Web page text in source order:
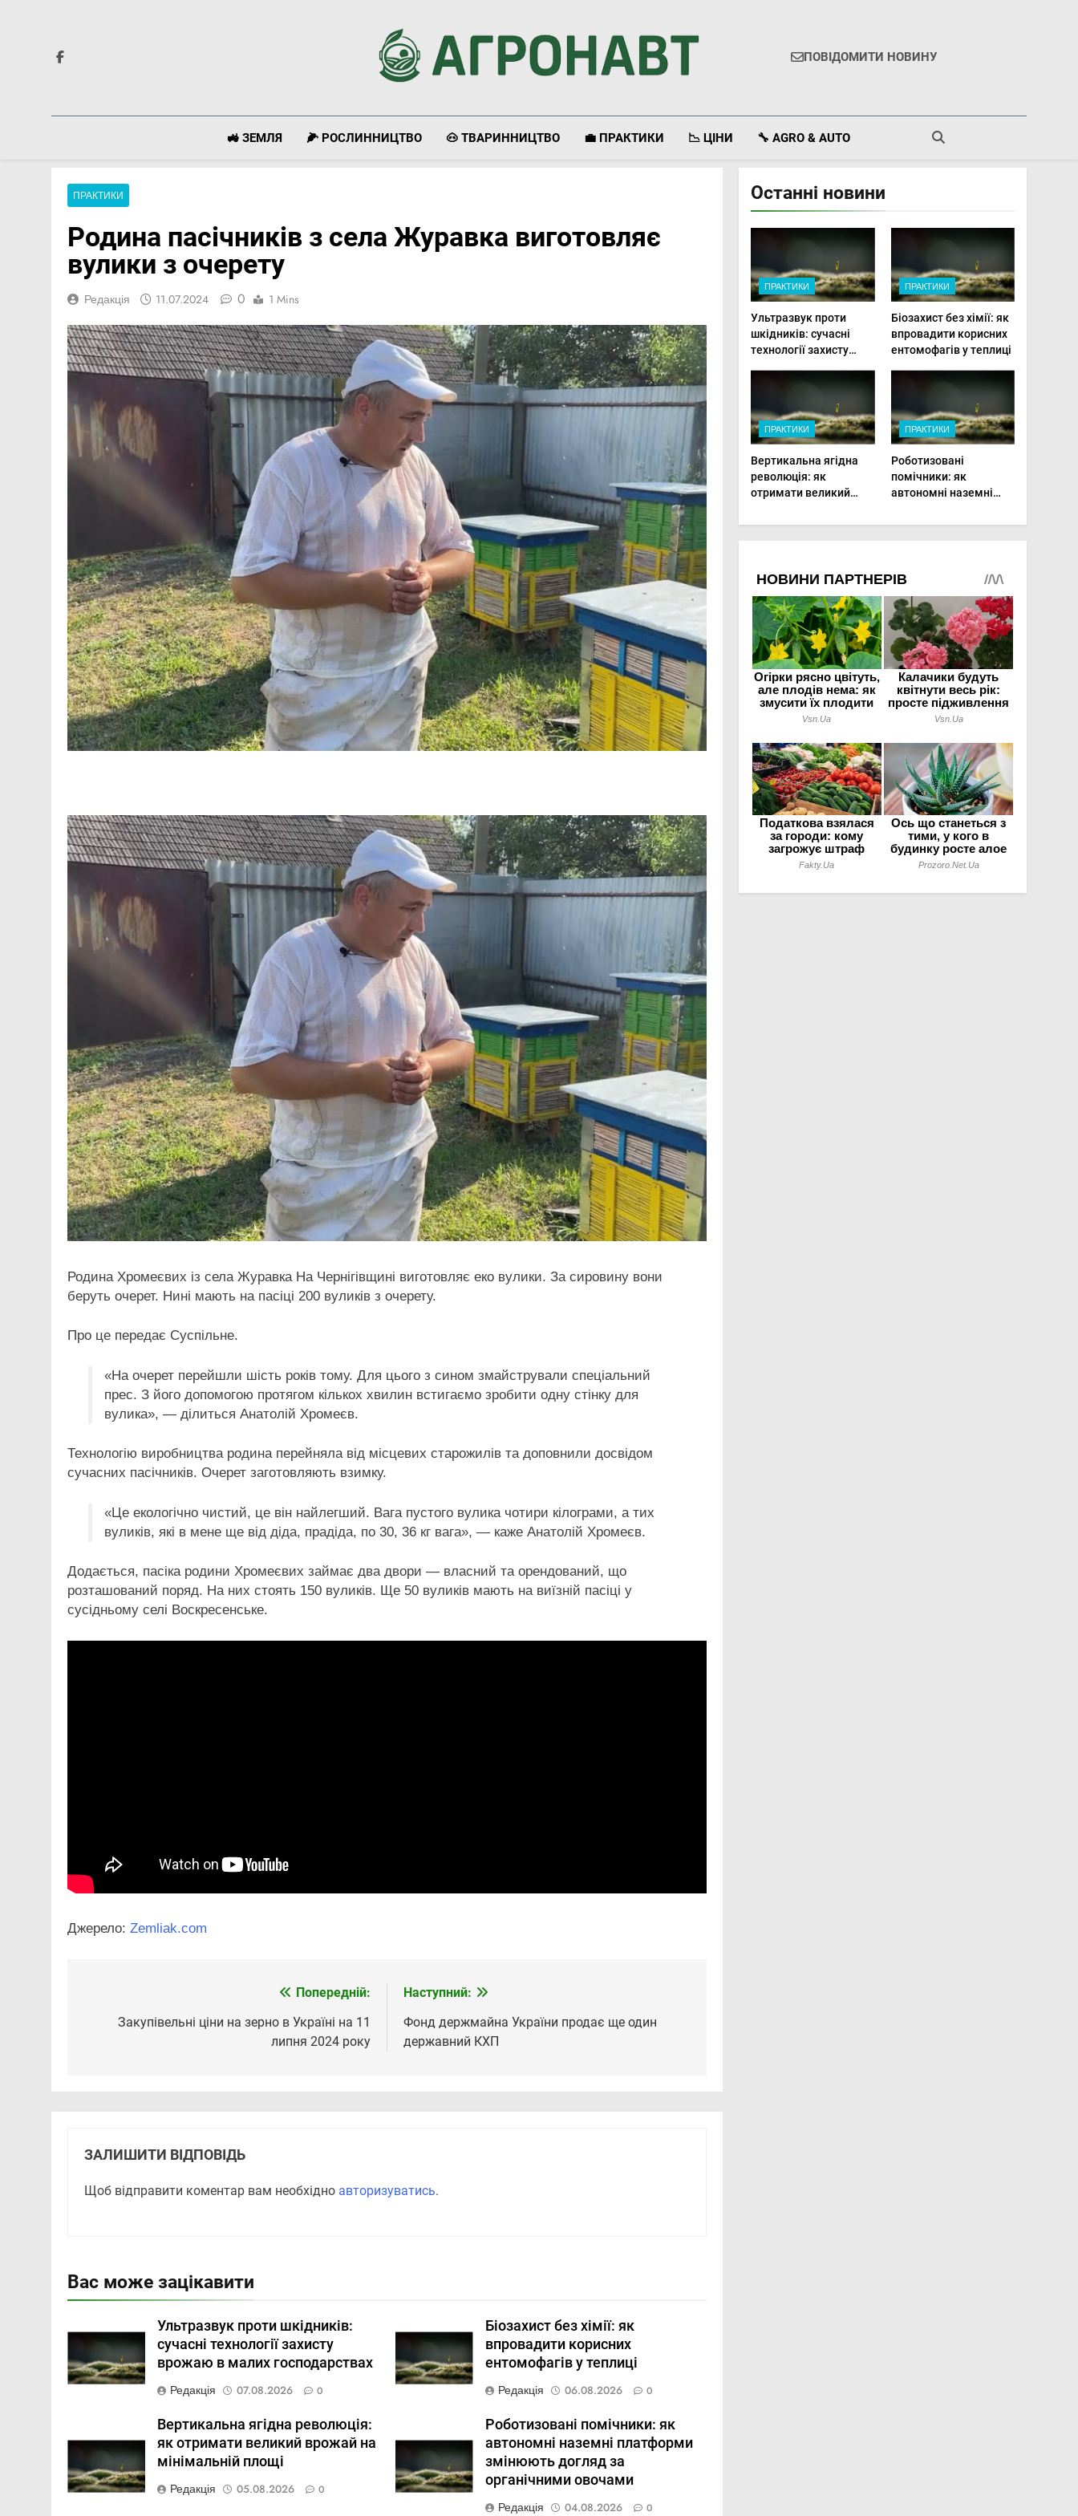
Агронавт
ПОВІДОМИТИ НОВИНУ
🚜 ЗЕМЛЯ 🌽 РОСЛИННИЦТВО 🐽 ТВАРИННИЦТВО 💼 ПРАКТИКИ 📉 ЦІНИ 🔧 AGRO & AUTO
ПРАКТИКИ
Родина пасічників з села Журавка виготовляє
вулики з очерету
Редакція 11.07.2024 0 1 Mins
Link
Родина Хромеєвих із села Журавка На Чернігівщині виготовляє еко вулики. За сировину вони
беруть очерет. Нині мають на пасіці 200 вуликів з очерету.
Про це передає Суспільне.
«На очерет перейшли шість років тому. Для цього з сином змайстрували спеціальний
прес. З його допомогою протягом кількох хвилин встигаємо зробити одну стінку для
вулика», — ділиться Анатолій Хромеєв.
Технологію виробництва родина перейняла від місцевих старожилів та доповнили досвідом
сучасних пасічників. Очерет заготовляють взимку.
«Це екологічно чистий, це він найлегший. Вага пустого вулика чотири кілограми, а тих
вуликів, які в мене ще від діда, прадіда, по 30, 36 кг вага», — каже Анатолій Хромеєв.
Додається, пасіка родини Хромеєвих займає два двори — власний та орендований, що
розташований поряд. На них стоять 150 вуликів. Ще 50 вуликів мають на виїзній пасіці у
сусідньому селі Воскресенське.
Джерело: Zemliak.com
записів
Попередній:
Закупівельні ціни на зерно в Україні на 11
липня 2024 року
Наступний:
Фонд держмайна України продає ще один
державний КХП
ЗАЛИШИТИ ВІДПОВІДЬ
Щоб відправити коментар вам необхідно авторизуватись.
Вас може зацікавити
Ультразвук проти шкідників:
сучасні технології захисту
врожаю в малих господарствах
Редакція
07.08.2026 0
Біозахист без хімії: як
впровадити корисних
ентомофагів у теплиці
Редакція
06.08.2026 0
Вертикальна ягідна революція:
як отримати великий врожай на
мінімальній площі
Редакція
05.08.2026 0
Роботизовані помічники: як
автономні наземні платформи
змінюють догляд за
органічними овочами
Редакція
04.08.2026 0
Останні новини
ПРАКТИКИ
Ультразвук проти
шкідників: сучасні
технології захисту
господарствах
ПРАКТИКИ
Біозахист без хімії: як
впровадити корисних
ентомофагів у теплиці
ПРАКТИКИ
Вертикальна ягідна
революція: як
отримати великий
мінімальній площі
ПРАКТИКИ
Роботизовані
помічники: як
автономні наземні
догляд за органічними
овочами